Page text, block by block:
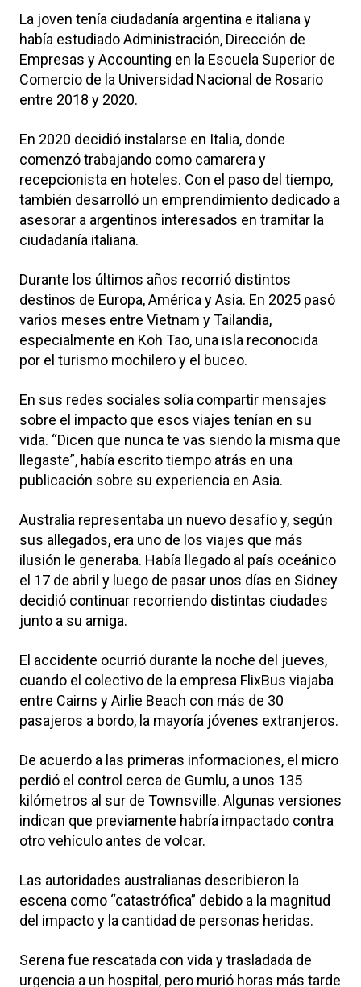
La joven tenía ciudadanía argentina e italiana y
había estudiado Administración, Dirección de
Empresas y Accounting en la Escuela Superior de
Comercio de la Universidad Nacional de Rosario
entre 2018 y 2020.
En 2020 decidió instalarse en Italia, donde
comenzó trabajando como camarera y
recepcionista en hoteles. Con el paso del tiempo,
también desarrolló un emprendimiento dedicado a
asesorar a argentinos interesados en tramitar la
ciudadanía italiana.
Durante los últimos años recorrió distintos
destinos de Europa, América y Asia. En 2025 pasó
varios meses entre Vietnam y Tailandia,
especialmente en Koh Tao, una isla reconocida
por el turismo mochilero y el buceo.
En sus redes sociales solía compartir mensajes
sobre el impacto que esos viajes tenían en su
vida. “Dicen que nunca te vas siendo la misma que
llegaste”, había escrito tiempo atrás en una
publicación sobre su experiencia en Asia.
Australia representaba un nuevo desafío y, según
sus allegados, era uno de los viajes que más
ilusión le generaba. Había llegado al país oceánico
el 17 de abril y luego de pasar unos días en Sidney
decidió continuar recorriendo distintas ciudades
junto a su amiga.
El accidente ocurrió durante la noche del jueves,
cuando el colectivo de la empresa FlixBus viajaba
entre Cairns y Airlie Beach con más de 30
pasajeros a bordo, la mayoría jóvenes extranjeros.
De acuerdo a las primeras informaciones, el micro
perdió el control cerca de Gumlu, a unos 135
kilómetros al sur de Townsville. Algunas versiones
indican que previamente habría impactado contra
otro vehículo antes de volcar.
Las autoridades australianas describieron la
escena como “catastrófica” debido a la magnitud
del impacto y la cantidad de personas heridas.
Serena fue rescatada con vida y trasladada de
urgencia a un hospital, pero murió horas más tarde